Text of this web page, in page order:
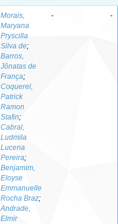
Morais,
Maryana
Pryscilla
Silva de;
Barros,
Jônatas de
França;
Coquerel,
Patrick
Ramon
Stafin;
Cabral,
Ludmila
Lucena
Pereira;
Benjamim,
Eloyse
Emmanuelle
Rocha Braz;
Andrade,
Elmir
- -